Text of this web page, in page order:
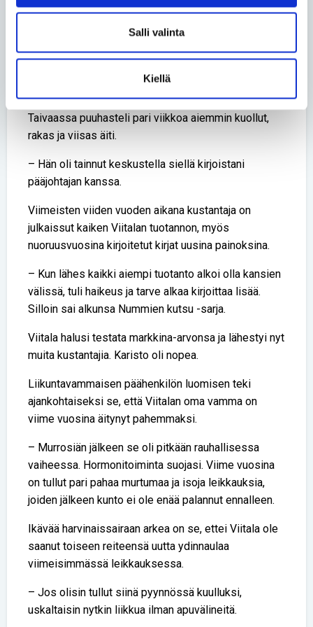
Salli valinta
Kiellä
Eräänä päivänä sivuille löysi myös tanskalainen
kustantajan Suomen toimistolta. Se oli kuin salama
kirkkaalta taivaalta. Tai oikeastaan Viitala uskoo, että
Taivaassa puuhasteli pari viikkoa aiemmin kuollut,
rakas ja viisas äiti.
– Hän oli tainnut keskustella siellä kirjoistani
pääjohtajan kanssa.
Viimeisten viiden vuoden aikana kustantaja on
julkaissut kaiken Viitalan tuotannon, myös
nuoruusvuosina kirjoitetut kirjat uusina painoksina.
– Kun lähes kaikki aiempi tuotanto alkoi olla kansien
välissä, tuli haikeus ja tarve alkaa kirjoittaa lisää.
Silloin sai alkunsa Nummien kutsu -sarja.
Viitala halusi testata markkina-arvonsa ja lähestyi nyt
muita kustantajia. Karisto oli nopea.
Liikuntavammaisen päähenkilön luomisen teki
ajankohtaiseksi se, että Viitalan oma vamma on
viime vuosina äitynyt pahemmaksi.
– Murrosiän jälkeen se oli pitkään rauhallisessa
vaiheessa. Hormonitoiminta suojasi. Viime vuosina
on tullut pari pahaa murtumaa ja isoja leikkauksia,
joiden jälkeen kunto ei ole enää palannut ennalleen.
Ikävää harvinaissairaan arkea on se, ettei Viitala ole
saanut toiseen reiteensä uutta ydinnaulaa
viimeisimmässä leikkauksessa.
– Jos olisin tullut siinä pyynnössä kuulluksi,
uskaltaisin nytkin liikkua ilman apuvälineitä.